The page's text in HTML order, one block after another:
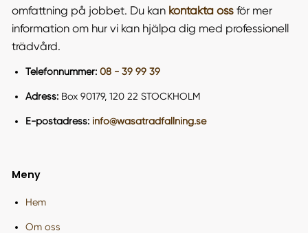
omfattning på jobbet. Du kan kontakta ossför mer
information om hur vi kan hjälpa dig med professionell
trädvård.
Telefonnummer: 08 - 39 99 39
Adress: Box 90179, 120 22 STOCKHOLM
E-postadress: info@wasatradfallning.se
Meny
Hem
Om oss